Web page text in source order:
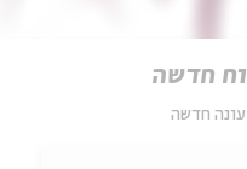
חדשה
חדשה